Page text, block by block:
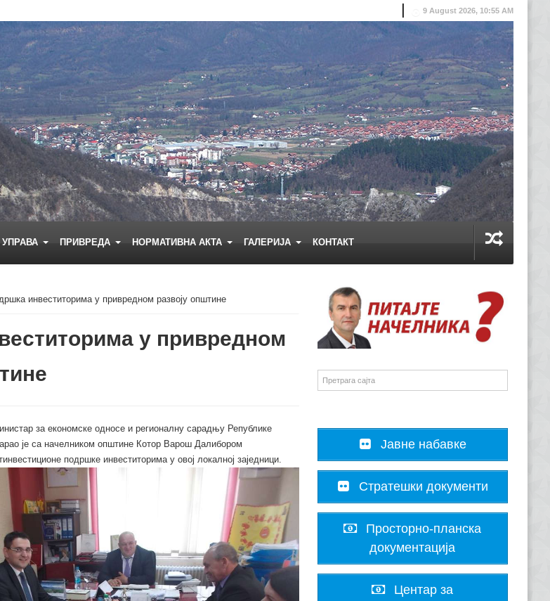
9 August 2026, 10:55 AM
ПРИВРЕДА НОРМАТИВНА АКТА ГАЛЕРИЈА КОНТАКТ
инвеститорима у привредном развоју општине
у привредном
за економске односе и регионалну сарадњу Републике
је са начелником општине Котор Варош Далибором
подршке инвеститорима у овој локалној заједници.
Јавне набавке
Стратешки документи
Просторно-планска
документација
Центар за